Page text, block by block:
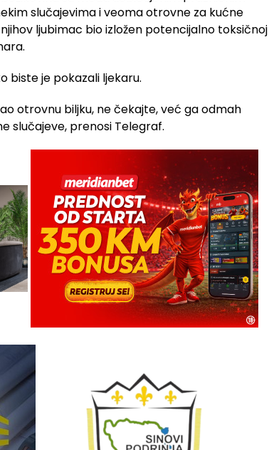
slučajevima i veoma otrovne za kućne
ljubimac bio izložen potencijalno toksičnoj
biste je pokazali ljekaru.
otrovnu biljku, ne čekajte, već ga odmah
slučajeve, prenosi Telegraf.